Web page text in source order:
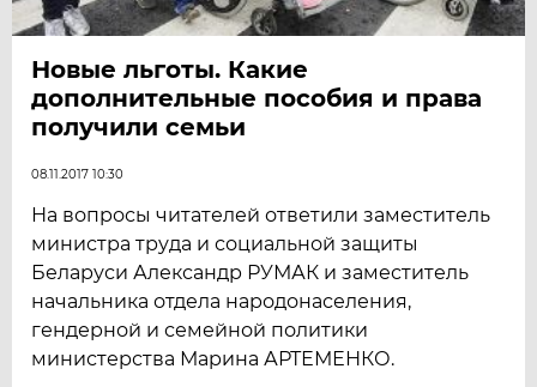
Новые льготы. Какие
дополнительные пособия и права
получили семьи
08.11.2017 10:30
На вопросы читателей ответили заместитель
министра труда и социальной защиты
Беларуси Александр РУМАК и заместитель
начальника отдела народонаселения,
гендерной и семейной политики
министерства Марина АРТЕМЕНКО.